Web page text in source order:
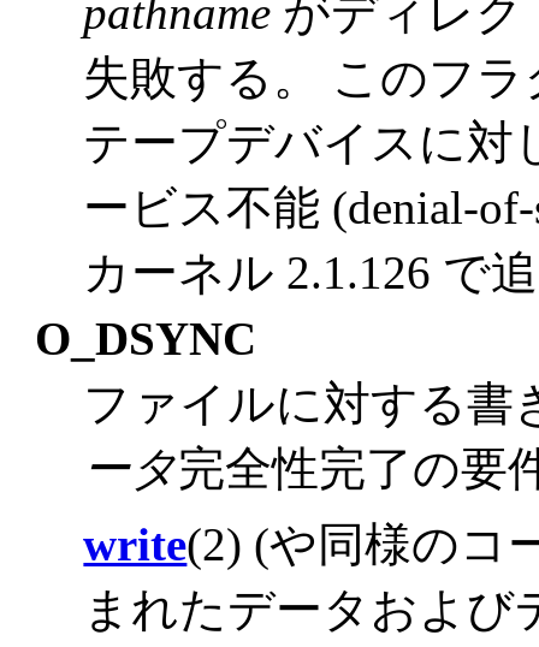
pathname がディレ
失敗する。 このフ
テープデバイスに対
ービス不能 (denial-
カーネル 2.1.126 で
O_DSYNC
ファイルに対する書
ータ完全性完了の要
write(2) (や同様のコ
まれたデータおよび